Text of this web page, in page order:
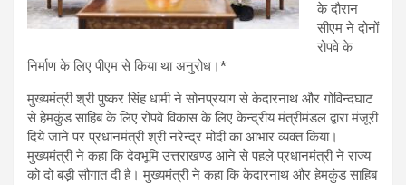
के दौरान
सीएम ने दोनों
रोपवे के
निर्माण के लिए पीएम से किया था अनुरोध।*
मुख्यमंत्री श्री पुष्कर सिंह धामी ने सोनप्रयाग से केदारनाथ और गोविन्दघाट
से हेमकुंड साहिब के लिए रोपवे विकास के लिए केन्द्रीय मंत्रीमंडल द्वारा मंजूरी
दिये जाने पर प्रधानमंत्री श्री नरेन्द्र मोदी का आभार व्यक्त किया।
मुख्यमंत्री ने कहा कि देवभूमि उत्तराखण्ड आने से पहले प्रधानमंत्री ने राज्य
को दो बड़ी सौगात दी है। मुख्यमंत्री ने कहा कि केदारनाथ और हेमकुंड साहिब